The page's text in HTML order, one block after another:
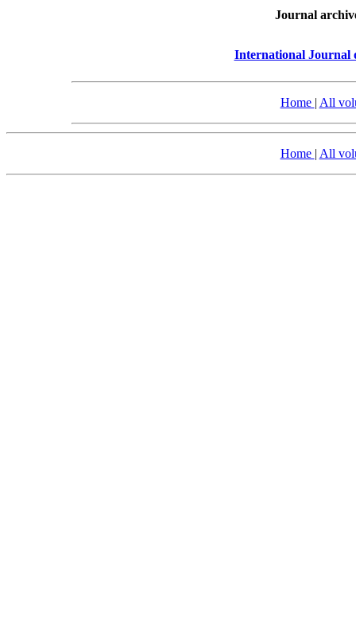
Journal
International Journal
Home | All
Home | All